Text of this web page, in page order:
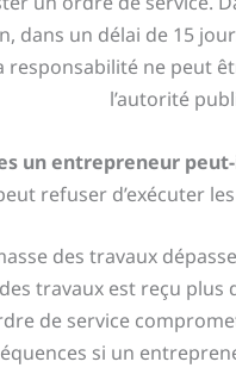
dans un délai de 15
responsabilité ne peut
l’autorité
un entrepreneur
refuser d’exécuter
des travaux
travaux est reçu plus
de service
si un